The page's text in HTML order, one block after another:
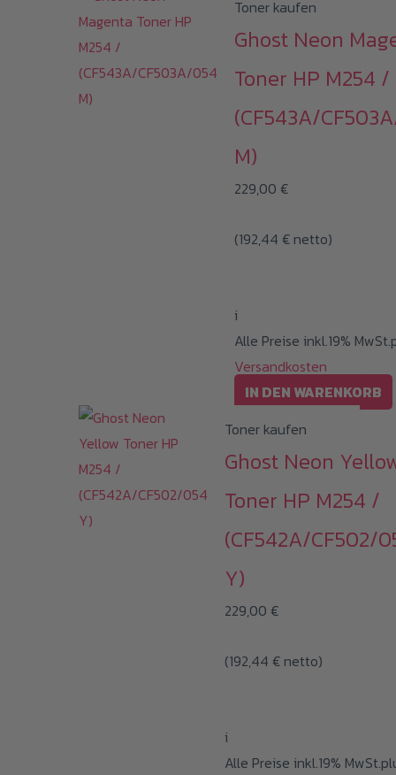
Toner kaufen
Ghost Neon
Toner HP M254 /
(CF543A/
M)
229,00 €
(192,44 €netto)
i
Alle Preise inkl.19%
Versandkosten
IN DEN WARENKORB
Toner kaufen
Ghost Neon
Toner HP M254 /
(CF542A/CF502/
Y)
229,00 €
(192,44 €netto)
i
Alle Preise inkl.19%